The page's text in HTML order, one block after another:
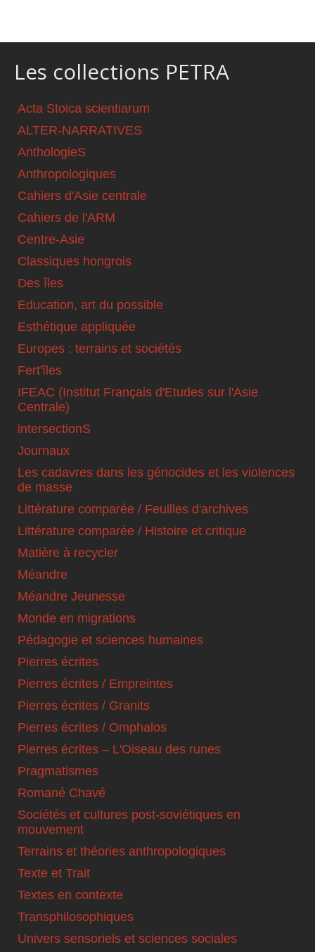
Les collections PETRA
Acta Stoica scientiarum
ALTER-NARRATIVES
AnthologieS
Anthropologiques
Cahiers d'Asie centrale
Cahiers de l'ARM
Centre-Asie
Classiques hongrois
Des îles
Education, art du possible
Esthétique appliquée
Europes : terrains et sociétés
Fert'îles
IFEAC (Institut Français d'Etudes sur l'Asie
Centrale)
intersectionS
Journaux
Les cadavres dans les génocides et les violences
de masse
Littérature comparée / Feuilles d'archives
Littérature comparée / Histoire et critique
Matière à recycler
Méandre
Méandre Jeunesse
Monde en migrations
Pédagogie et sciences humaines
Pierres écrites
Pierres écrites / Empreintes
Pierres écrites / Granits
Pierres écrites / Omphalos
Pierres écrites – L'Oiseau des runes
Pragmatismes
Romané Chavé
Sociétés et cultures post-soviétiques en
mouvement
Terrains et théories anthropologiques
Texte et Trait
Textes en contexte
Transphilosophiques
Univers sensoriels et sciences sociales